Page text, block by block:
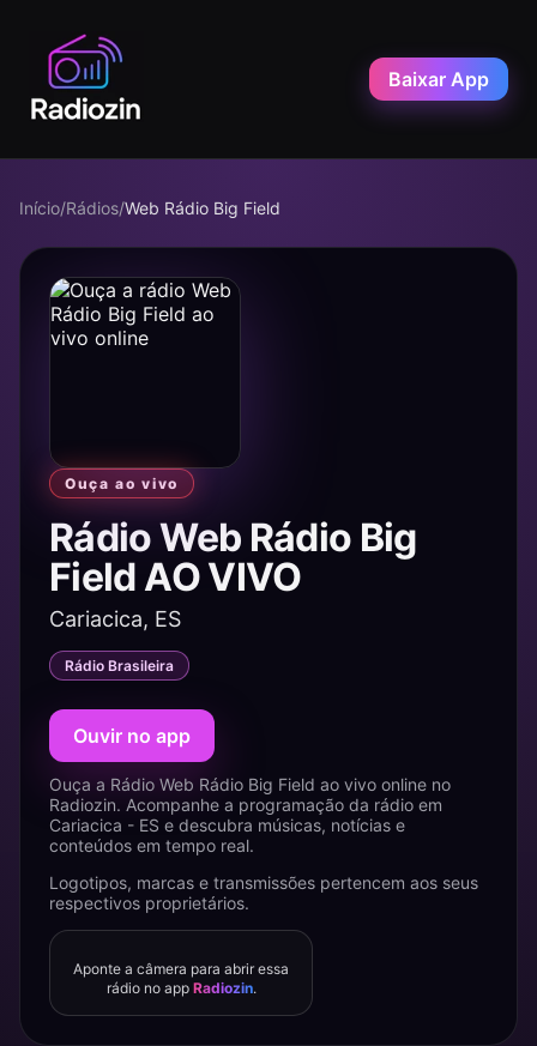
Baixar App
Início/Rádios/Web Rádio Big Field
Ouça ao vivo
Rádio Web Rádio Big
Field AO VIVO
Cariacica, ES
Rádio Brasileira
Ouvir no app
Ouça a Rádio Web Rádio Big Field ao vivo online no
Radiozin. Acompanhe a programação da rádio em
Cariacica - ES e descubra músicas, notícias e
conteúdos em tempo real.
Logotipos, marcas e transmissões pertencem aos seus
respectivos proprietários.
Aponte a câmera para abrir essa
rádio no app Radiozin.